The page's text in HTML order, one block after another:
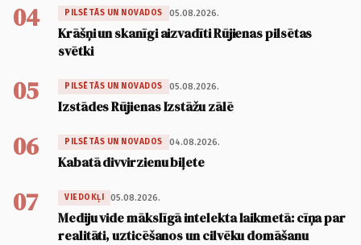
04 PILSĒTĀS UN NOVADOS 05.08.2026.
Krāšņi un skanīgi aizvadīti Rūjienas pilsētas
svētki
05 PILSĒTĀS UN NOVADOS 05.08.2026.
Izstādes Rūjienas Izstāžu zālē
06 PILSĒTĀS UN NOVADOS 04.08.2026.
Kabatā divvirzienu biļete
07 VIEDOKĻI 05.08.2026.
Mediju vide mākslīgā intelekta laikmetā: cīņa par
realitāti, uzticēšanos un cilvēku domāšanu